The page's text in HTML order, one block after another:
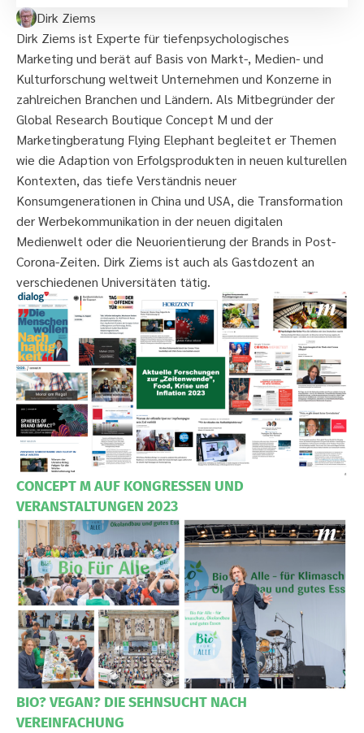
Dirk Ziems
Dirk Ziems ist Experte für tiefenpsychologisches
Marketing und berät auf Basis von Markt-, Medien- und
Kulturforschung weltweit Unternehmen und Konzerne in
zahlreichen Branchen und Ländern. Als Mitbegründer der
Global Research Boutique Concept M und der
Marketingberatung Flying Elephant begleitet er Themen
wie die Adaption von Erfolgsprodukten in neuen kulturellen
Kontexten, das tiefe Verständnis neuer
Konsumgenerationen in China und USA, die Transformation
der Werbekommunikation in der neuen digitalen
Medienwelt oder die Neuorientierung der Brands in Post-
Corona-Zeiten. Dirk Ziems ist auch als Gastdozent an
verschiedenen Universitäten tätig.
CONCEPT M AUF KONGRESSEN UND
VERANSTALTUNGEN 2023
BIO? VEGAN? DIE SEHNSUCHT NACH
VEREINFACHUNG